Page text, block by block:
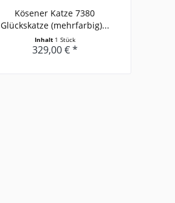
Kösener Katze 7380
Glückskatze (mehrfarbig)...
Inhalt 1 Stück
329,00 € *